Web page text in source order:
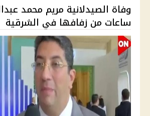
وفاة الصيدلانية مريم محمد
ساعات من زفافها في الشرقية